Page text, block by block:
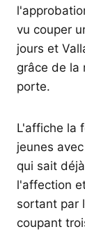
vu couper
jours et
grâce de la
porte.
L'affiche la
jeunes
qui sait
l'affection
sortant par
coupant